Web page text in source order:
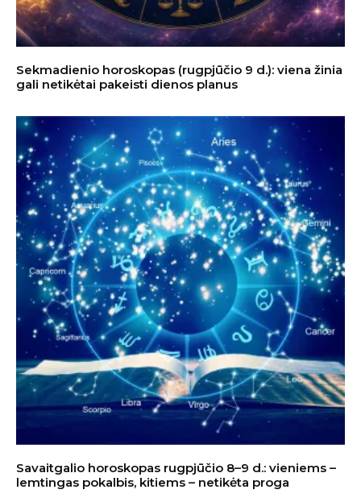
Sekmadienio horoskopas (rugpjūčio 9 d.): viena žinia
gali netikėtai pakeisti dienos planus
Savaitgalio horoskopas rugpjūčio 8–9 d.: vieniems –
lemtingas pokalbis, kitiems – netikėta proga